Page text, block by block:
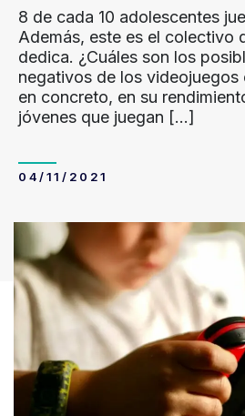
8 de cada 10 adolescentes
Además, este es el colectivo
dedica. ¿Cuáles son los
negativos de los videojuegos
en concreto, en su
jóvenes que juegan […]
04/11/2021